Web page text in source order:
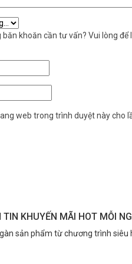
băn khoăn cần tư vấn? Vui lòng
web trong trình duyệt này cho
KHUYẾN MÃI HOT MỖI
sản phẩm từ chương trình siêu